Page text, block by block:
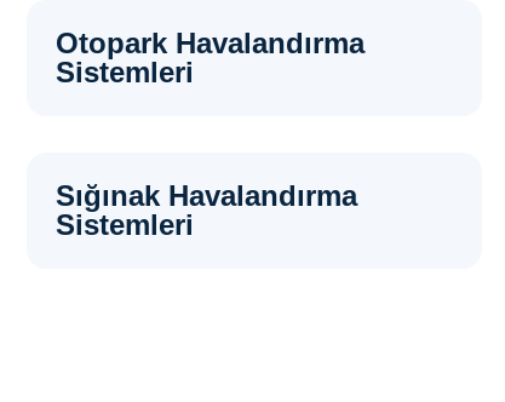
Otopark Havalandırma
Sistemleri
Sığınak Havalandırma
Sistemleri